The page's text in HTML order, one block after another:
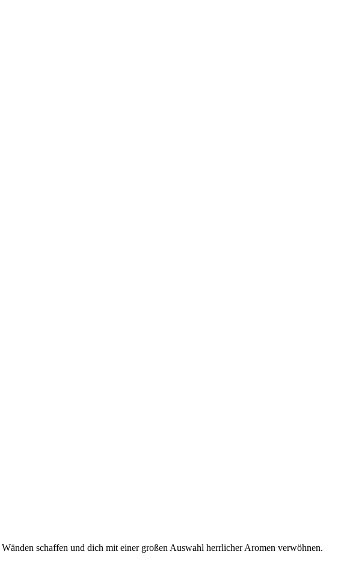
schaffen und dich mit einer großen Auswahl herrlicher Aromen verwöhnen.